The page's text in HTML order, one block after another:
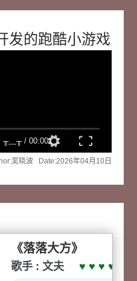
发的跑酷小游戏
╥﹏╥/00:00
吴晓波 Date:2026年04月10日
《落落大方》
歌手 : 文夫 ♥ ♥ ♥ ♥ ♥